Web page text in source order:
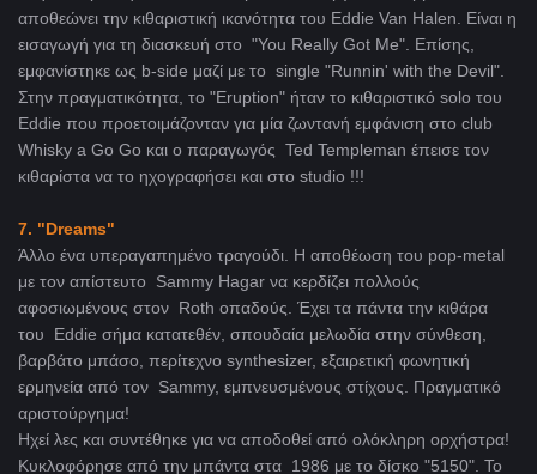
αποθεώνει την κιθαριστική ικανότητα του Eddie Van Halen. Είναι η
εισαγωγή για τη διασκευή στο "You Really Got Me". Επίσης,
εμφανίστηκε ως b-side μαζί με το single "Runnin' with the Devil".
Στην πραγματικότητα, το "Eruption" ήταν το κιθαριστικό solo του
Eddie που προετοιμάζονταν για μία ζωντανή εμφάνιση στο club
Whisky a Go Go και ο παραγωγός Ted Templeman έπεισε τον
κιθαρίστα να το ηχογραφήσει και στο studio !!!
7. "Dreams"
Άλλο ένα υπεραγαπημένο τραγούδι. Η αποθέωση του pop-metal
με τον απίστευτο Sammy Hagar να κερδίζει πολλούς
αφοσιωμένους στον Roth οπαδούς. Έχει τα πάντα την κιθάρα
του Eddie σήμα κατατεθέν, σπουδαία μελωδία στην σύνθεση,
βαρβάτο μπάσο, περίτεχνο synthesizer, εξαιρετική φωνητική
ερμηνεία από τον Sammy, εμπνευσμένους στίχους. Πραγματικό
αριστούργημα!
Ηχεί λες και συντέθηκε για να αποδοθεί από ολόκληρη ορχήστρα!
Κυκλοφόρησε από την μπάντα στα 1986 με το δίσκο "5150". Το